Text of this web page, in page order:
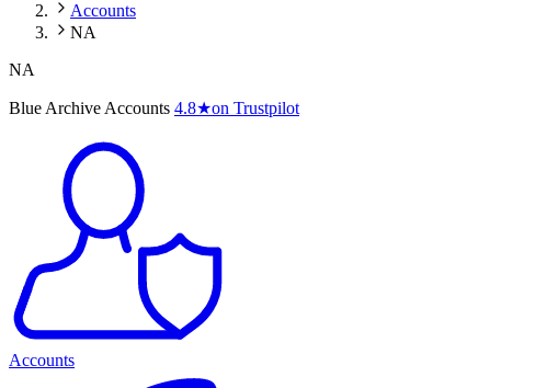
Accounts
NA
NA
Blue Archive Accounts 4.8★on Trustpilot
Accounts